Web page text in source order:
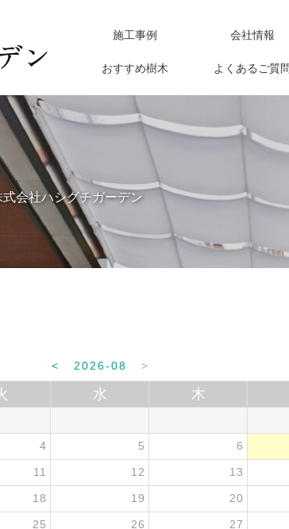
施工事例 会社情報
おすすめ樹木 よくあるご質問
会社ハシグチガーデン
< 2026-08 >
水 木
4 5 6
11 12 13
18 19 20
25 26 27